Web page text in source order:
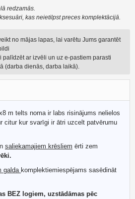
redzamās.
kas neietilpst preces komplektācijā.
no mājas lapas, lai varētu Jums garantēt
palīdzēt ar izvēli un uz e-pastiem parasti
(darba dienās, darba laikā).
m telts noma ir labs risinājums nelielos
citur kur svarīgi ir ātri uzcelt patvērumu
saliekamajiem krēsliem ērti zem
galda komplektiemiespējams sasēdināt
BEZ logiem, uzstādāmas pēc